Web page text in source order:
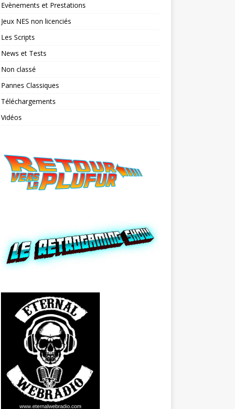
Evènements et Prestations
Jeux NES non licenciés
Les Scripts
News et Tests
Non classé
Pannes Classiques
Téléchargements
Vidéos